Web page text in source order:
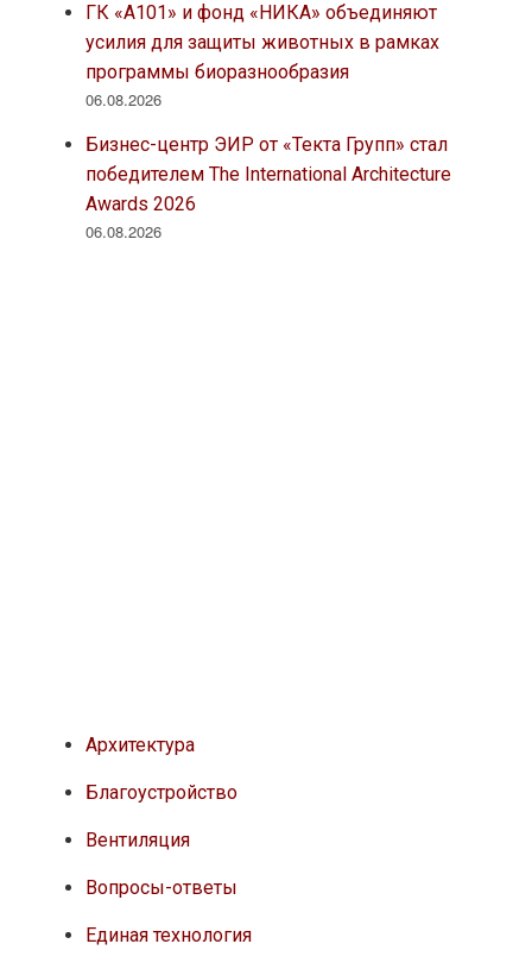
ГК «А101» и фонд «НИКА» объединяют
усилия для защиты животных в рамках
программы биоразнообразия
06.08.2026
Бизнес-центр ЭИР от «Текта Групп» стал
победителем The International Architecture
Awards 2026
06.08.2026
Архитектура
Благоустройство
Вентиляция
Вопросы-ответы
Единая технология